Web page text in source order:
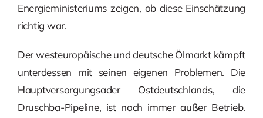
Energieministeriums zeigen, ob diese Einschätzung
richtig war.
Der westeuropäische und deutsche Ölmarkt kämpft
unterdessen mit seinen eigenen Problemen. Die
Hauptversorgungsader Ostdeutschlands, die
Druschba-Pipeline, ist noch immer außer Betrieb.